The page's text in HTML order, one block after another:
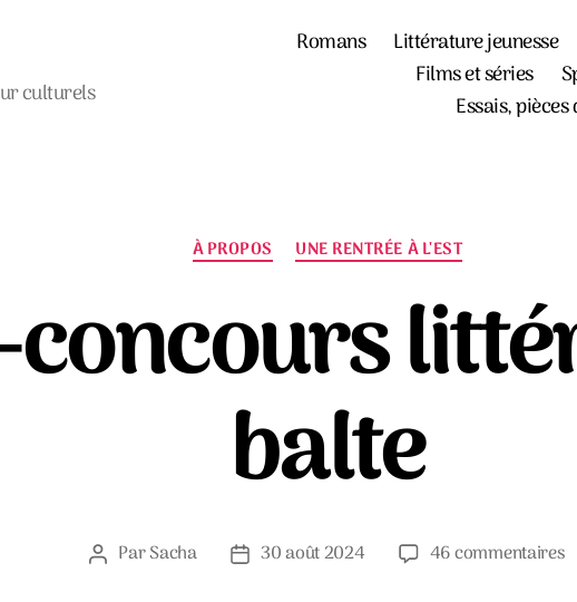
culturels
Romans Littérature jeunesse
Films et séries
Essais,
Catégories
À PROPOS UNE RENTRÉE À L'EST
balte
Auteur
ParSacha
Date30 août 2024 46 commentairessur